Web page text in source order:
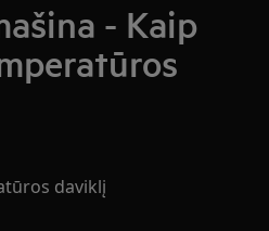
- Kaip
daviklį